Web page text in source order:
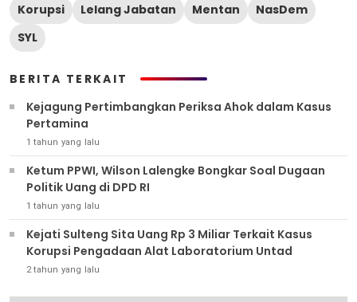
Korupsi Lelang Jabatan Mentan
NasDem
SYL
BERITA TERKAIT
Kejagung Pertimbangkan Periksa Ahok dalam Kasus
Pertamina
1 tahun yang lalu
Ketum PPWI, Wilson Lalengke Bongkar Soal Dugaan
Politik Uang di DPD RI
1 tahun yang lalu
Kejati Sulteng Sita Uang Rp 3 Miliar Terkait Kasus
Korupsi Pengadaan Alat Laboratorium Untad
2 tahun yang lalu